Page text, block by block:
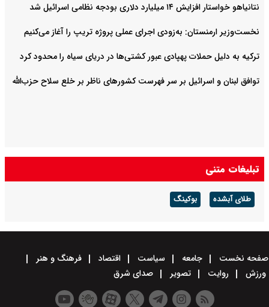
نتانیاهو خواستار افزایش ۱۴ میلیارد دلاری بودجه نظامی اسرائیل شد
نخست‌وزیر ارمنستان: به‌زودی اجرای عملی پروژه تریپ را آغاز می‌کنیم
ترکیه به دلیل حملات پهپادی عبور کشتی‌ها در دریای سیاه را محدود کرد
توافق لبنان و اسرائیل بر سر فهرست کشورهای ناظر بر خلع سلاح حزب‌الله
تبلیغات متنی
طلای آبشده بوکینگ
صفحه نخست جامعه سیاست اقتصاد
فرهنگ و هنر
ورزش
روایت تصویر صدای شرق